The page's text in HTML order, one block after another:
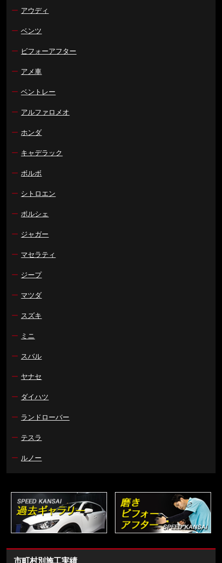
ー アウディ
ー ベンツ
ー ビフォーアフター
ー アメ車
ー ベントレー
ー アルファロメオ
ー ホンダ
ー キャデラック
ー ボルボ
ー シトロエン
ー ポルシェ
ー ジャガー
ー マセラティ
ー ジープ
ー マツダ
ー スズキ
ー ミニ
ー スバル
ー ヤナセ
ー ダイハツ
ー ランドローバー
ー テスラ
ー ルノー
市町村別施工実績